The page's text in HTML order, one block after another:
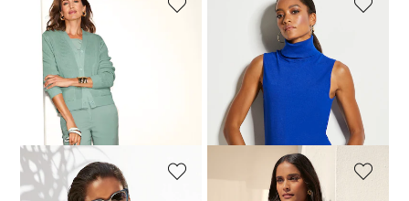
MADELEINE
Vestje. Puur katoen
89,00 € 139,95 €
MADELEINE
Mouwloze coltrui
49,00 €99,95 €
Laagste prijs van de afgelopen 30
dagen**: 59,00 €
(-17%)